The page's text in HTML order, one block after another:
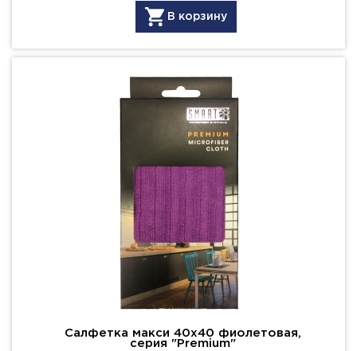
В корзину
Салфетка макси 40х40 фиолетовая,
серия "Premium"